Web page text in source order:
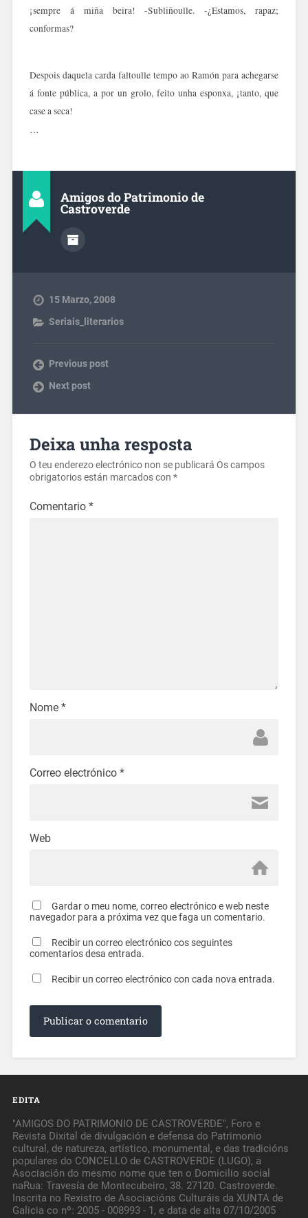
¡sempre á miña beira! -Subliñoulle. -¿Estamos, rapaz;
conformas?
Despois daquela carda faltoulle tempo ao Ramón para achegarse
á fonte pública, a por un grolo, feito unha esponxa, ¡tanto, que
case a seca!
…
Amigos do Patrimonio de
Castroverde
15 Marzo, 2008
Seriais_literarios
Previous post
Next post
Deixa unha resposta
O teu enderezo electrónico non se publicará Os campos
obrigatorios están marcados con *
Comentario *
Nome *
Correo electrónico *
Web
Gardar o meu nome, correo electrónico e web neste
navegador para a próxima vez que faga un comentario.
Recibir un correo electrónico cos seguintes
comentarios desa entrada.
Recibir un correo electrónico con cada nova entrada.
EDITA
"AMIGOS DO PATRIMONIO DE CASTROVERDE", Foro e
Revista Dixital de divulgación e defensa do Patrimonio
cultural, de natureza, artístico, monumental, e das tradicións
populares do CONCELLO de CASTROVERDE (LUGO), a
Asociación do mesmo nome que ten o Domicilio social
naRua: Travesía de Montecubeiro, 38. 27120. Castroverde.
Inscrita no Rexistro de Asociacións Culturáis da XUNTA de
Galicia co nº: 2005 - 008993 - 1, e data de alta 07/10/2005